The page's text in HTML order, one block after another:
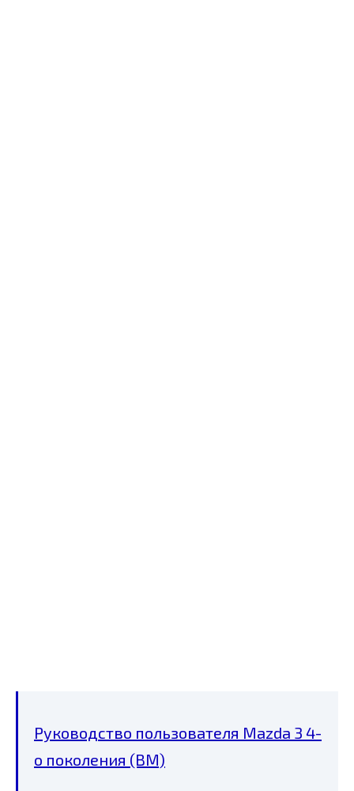
Руководство пользователя Mazda 3 4-
о поколения (BM)